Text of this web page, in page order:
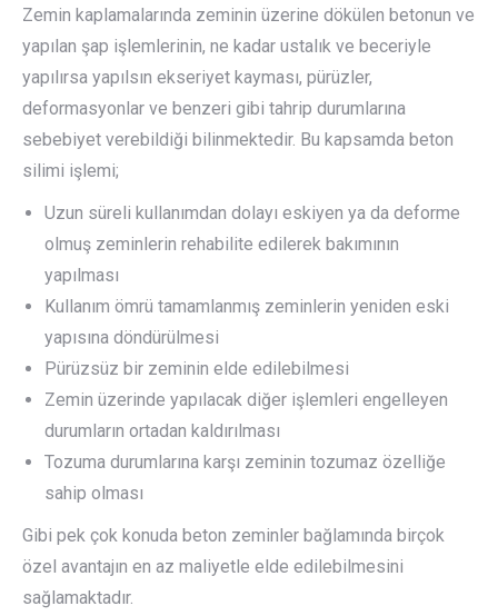
Zemin kaplamalarında zeminin üzerine dökülen betonun ve
yapılan şap işlemlerinin, ne kadar ustalık ve beceriyle
yapılırsa yapılsın ekseriyet kayması, pürüzler,
deformasyonlar ve benzeri gibi tahrip durumlarına
sebebiyet verebildiği bilinmektedir. Bu kapsamda beton
silimi işlemi;
Uzun süreli kullanımdan dolayı eskiyen ya da deforme
olmuş zeminlerin rehabilite edilerek bakımının
yapılması
Kullanım ömrü tamamlanmış zeminlerin yeniden eski
yapısına döndürülmesi
Pürüzsüz bir zeminin elde edilebilmesi
Zemin üzerinde yapılacak diğer işlemleri engelleyen
durumların ortadan kaldırılması
Tozuma durumlarına karşı zeminin tozumaz özelliğe
sahip olması
Gibi pek çok konuda beton zeminler bağlamında birçok
özel avantajın en az maliyetle elde edilebilmesini
sağlamaktadır.